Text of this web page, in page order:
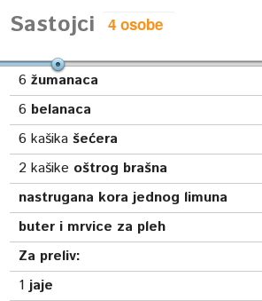
Sastojci
6 žumanaca
6 belanaca
6 kašikašećera
2 kašike oštrog brašna
nastrugana kora jednog limuna
buter i mrvice za pleh
Za preliv:
1 jaje